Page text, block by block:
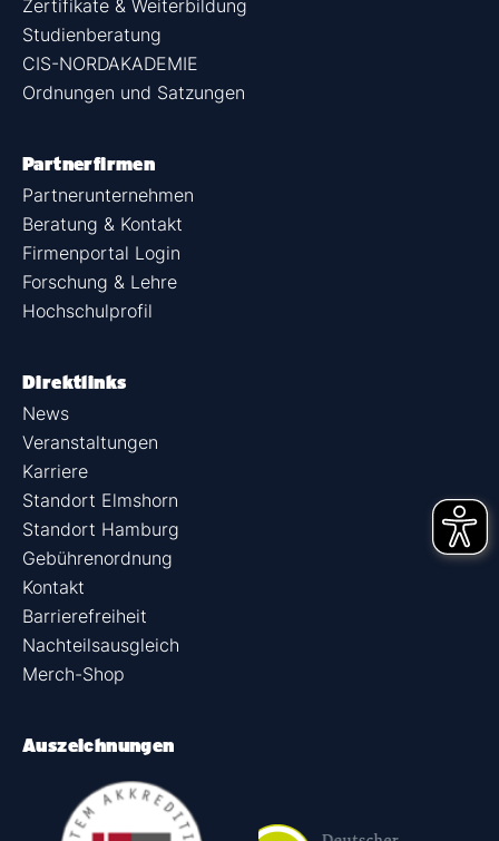
Zertifikate & Weiterbildung
Studienberatung
CIS-NORDAKADEMIE
Ordnungen und Satzungen
Partnerfirmen
Partnerunternehmen
Beratung & Kontakt
Firmenportal Login
Forschung & Lehre
Hochschulprofil
Direktlinks
News
Veranstaltungen
Karriere
Standort Elmshorn
Standort Hamburg
Gebührenordnung
Kontakt
Barrierefreiheit
Nachteilsausgleich
Merch-Shop
Auszeichnungen